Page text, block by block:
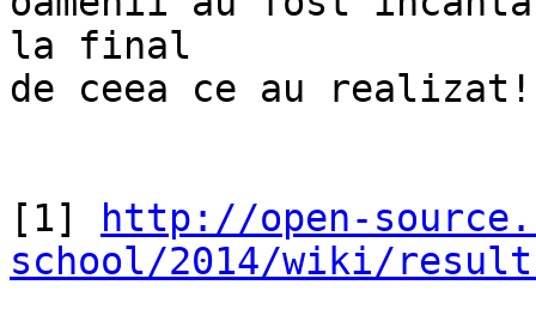
la final
de ceea ce au realizat!
[1]
http://open-
school/2014/wiki/